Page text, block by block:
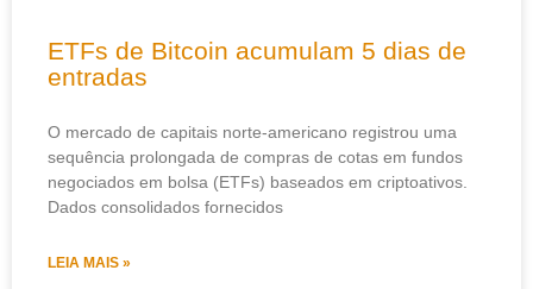
ETFs de Bitcoin acumulam 5 dias de
entradas
O mercado de capitais norte-americano registrou uma
sequência prolongada de compras de cotas em fundos
negociados em bolsa (ETFs) baseados em criptoativos.
Dados consolidados fornecidos
LEIA MAIS »